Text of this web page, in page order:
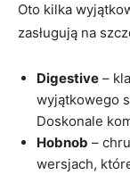
Oto kilka
zasługują na
Digestive –
wyjątkowego
Doskonale
Hobnob –
wersjach,